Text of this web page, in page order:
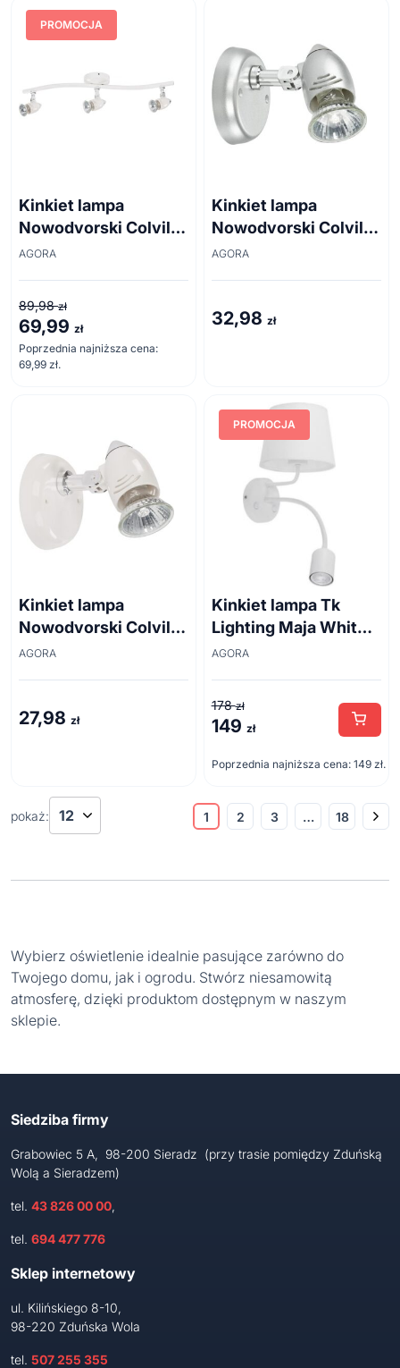
PROMOCJA
Kinkiet lampa
Nowodvorski Colville
III White 5728
AGORA
89,98zł
Pierwotna
cena
wynosiła:
69,99 zł
Aktualna
cena
wynosi:
Poprzednia najniższa cena:
69,99 zł.
Kinkiet lampa
Nowodvorski Colville
Silver 5732
AGORA
32,98 zł
Kinkiet lampa
Nowodvorski Colville
White 5725
AGORA
27,98 zł
PROMOCJA
Kinkiet lampa Tk
Lighting Maja White
2535
AGORA
178zł
Pierwotna
wynosiła:
149 zł
Aktualna
wynosi:
Poprzednia najniższa cena: 149 zł.
pokaż: 1 2 3 … 18
Wybierz oświetlenie idealnie pasujące zarówno do
Twojego domu, jak i ogrodu. Stwórz niesamowitą
atmosferę, dzięki produktom dostępnym w naszym
sklepie.
Siedziba firmy
Grabowiec 5 A, 98-200 Sieradz (przy trasie pomiędzy Zduńską
Wolą a Sieradzem)
tel. 43 826 00 00,
tel. 694 477 776
Sklep internetowy
ul. Kilińskiego 8-10,
98-220 Zduńska Wola
tel. 507 255 355